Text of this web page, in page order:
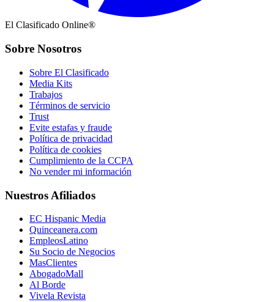
El Clasificado Online®
Sobre Nosotros
Sobre El Clasificado
Media Kits
Trabajos
Términos de servicio
Trust
Evite estafas y fraude
Política de privacidad
Política de cookies
Cumplimiento de la CCPA
No vender mi información
Nuestros Afiliados
EC Hispanic Media
Quinceanera.com
EmpleosLatino
Su Socio de Negocios
MasClientes
AbogadoMall
Al Borde
Vivela Revista